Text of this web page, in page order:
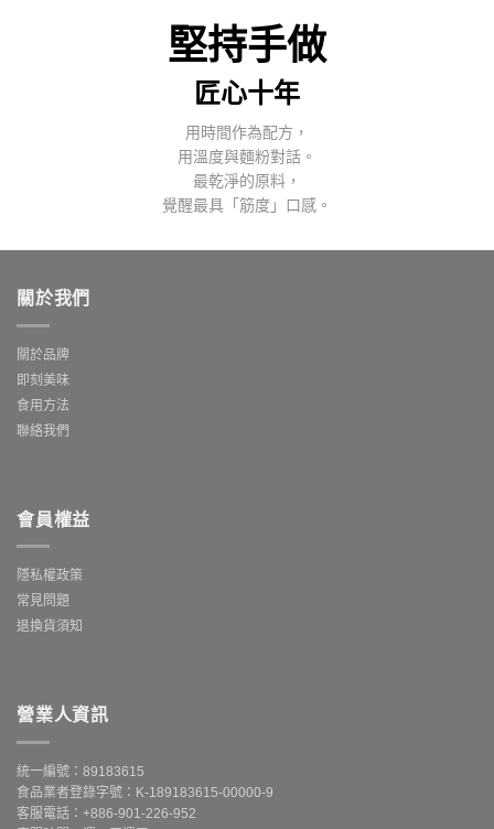
堅持手做
匠心十年
用時間作為配方，
用溫度與麵粉對話。
最乾淨的原料，
覺醒最具「筋度」口感。
關於我們
關於品牌
即刻美味
食用方法
聯絡我們
會員權益
隱私權政策
常見問題
退換貨須知
營業人資訊
統一編號：89183615
食品業者登錄字號：K-189183615-00000-9
客服電話：+886-901-226-952